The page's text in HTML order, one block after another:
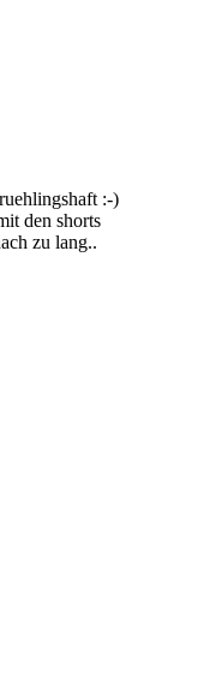
:-)
den shorts
zu lang..